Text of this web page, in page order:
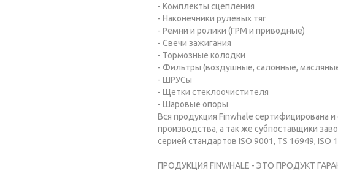
- Комплекты сцепления
- Наконечники рулевых тяг
- Ремни и ролики (ГРМ и приводные)
- Свечи зажигания
- Тормозные колодки
- Фильтры (воздушные, салонные,
- ШРУСы
- Щетки стеклоочистителя
- Шаровые опоры
Вся продукция Finwhale сертифицирована
производства, а так же субпоставщики
серией стандартов ISO 9001, TS 16949, ISO
ПРОДУКЦИЯ FINWHALE - ЭТО ПРОДУКТ